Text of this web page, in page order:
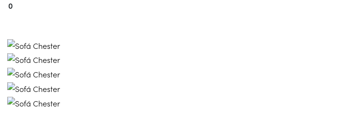
0